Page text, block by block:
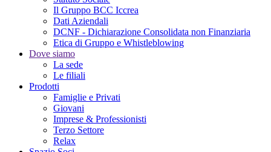
Il Gruppo BCC Iccrea
Dati Aziendali
DCNF - Dichiarazione Consolidata non Finanziaria
Etica di Gruppo e Whistleblowing
Dove siamo
La sede
Le filiali
Prodotti
Famiglie e Privati
Giovani
Imprese & Professionisti
Terzo Settore
Relax